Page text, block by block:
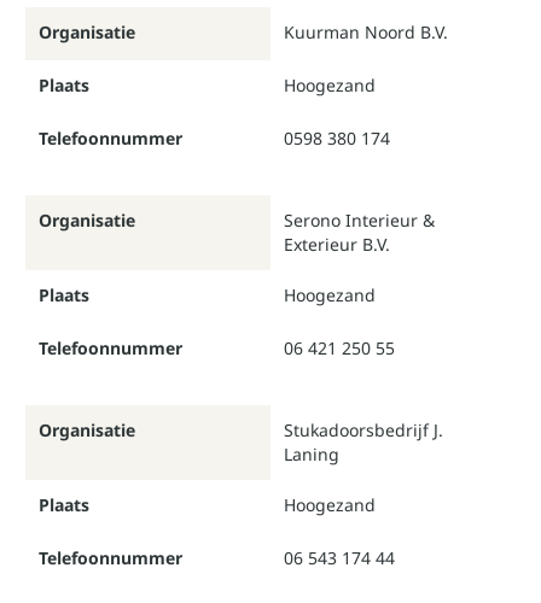
Organisatie
Plaats
Telefoonnummer
Kuurman Noord B.V.
Hoogezand
0598 380 174
Organisatie
Plaats
Telefoonnummer
Serono Interieur &
Exterieur B.V.
Hoogezand
06 421 250 55
Organisatie
Plaats
Telefoonnummer
Stukadoorsbedrijf J.
Laning
Hoogezand
06 543 174 44